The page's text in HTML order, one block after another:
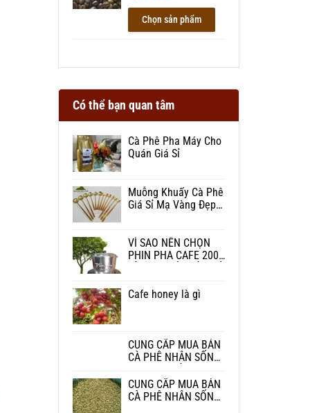
Chọn sản phẩm
Có thể bạn quan tâm
Cà Phê Pha Máy Cho
Quán Giá Sỉ
Muỗng Khuấy Cà Phê
Giá Sỉ Mạ Vàng Đẹp
VÌ SAO NÊN CHỌN
PHIN PHA CAFE 200G
Cafe honey là gì
CUNG CẤP MUA BÁN
CÀ PHÊ NHÂN SỐNG
ARABICA TẠI TPHCM
CUNG CẤP MUA BÁN
CÀ PHÊ NHÂN SỐNG